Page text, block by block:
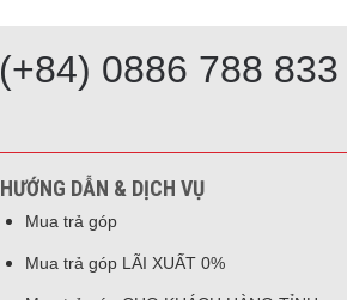
(+84) 0886 788 833
HƯỚNG DẪN & DỊCH VỤ
Mua trả góp
Mua trả góp LÃI XUẤT 0%